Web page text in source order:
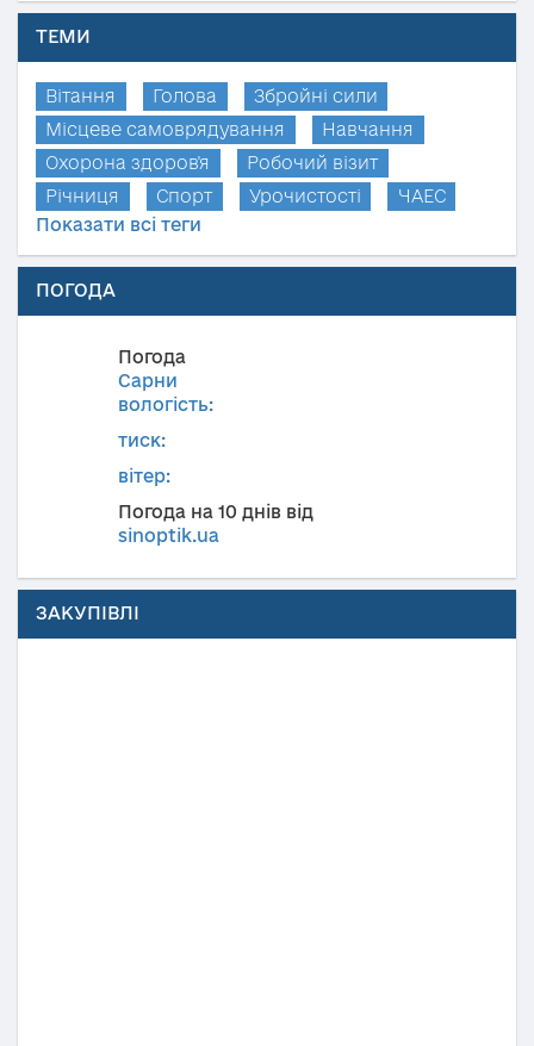
ТЕМИ
Вітання Голова
Збройні сили
Місцеве самоврядування
Навчання
Охорона здоров'я
Робочий візит
Річниця
Спорт Урочистості
ЧАЕС
Показати всі теги
ПОГОДА
Погода
Сарни
вологість:
тиск:
вітер:
Погода на 10 днів від
sinoptik.ua
ЗАКУПІВЛІ